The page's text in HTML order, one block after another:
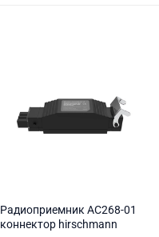
Радиоприемник AC268-01
коннектор hirschmann